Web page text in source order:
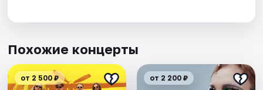
Похожие концерты
от 2 500 ₽ от 2 200 ₽